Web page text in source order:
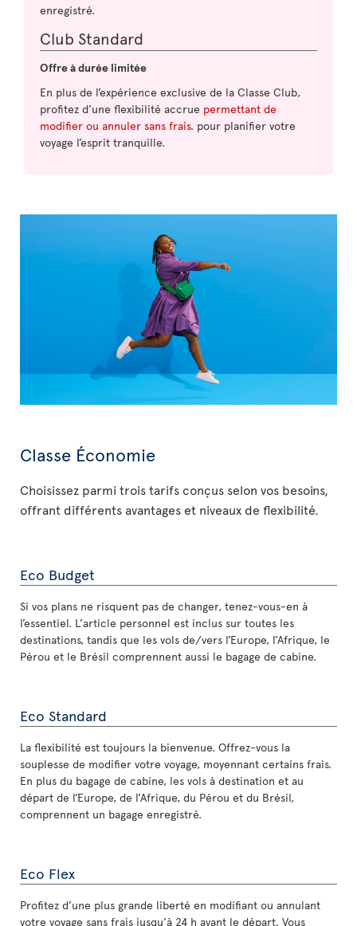
enregistré.
Club Standard
Offre à durée limitée
En plus de l’expérience exclusive de la Classe Club,
profitez d’une flexibilité accrue permettant de
modifier ou annuler sans frais. pour planifier votre
voyage l’esprit tranquille.
Classe Économie
Choisissez parmi trois tarifs conçus selon vos besoins,
offrant différents avantages et niveaux de flexibilité.
Eco Budget
Si vos plans ne risquent pas de changer, tenez-vous-en à
l’essentiel. L’article personnel est inclus sur toutes les
destinations, tandis que les vols de/vers l’Europe, l’Afrique, le
Pérou et le Brésil comprennent aussi le bagage de cabine.
Eco Standard
La flexibilité est toujours la bienvenue. Offrez-vous la
souplesse de modifier votre voyage, moyennant certains frais.
En plus du bagage de cabine, les vols à destination et au
départ de l’Europe, de l’Afrique, du Pérou et du Brésil,
comprennent un bagage enregistré.
Eco Flex
Profitez d’une plus grande liberté en modifiant ou annulant
votre voyage sans frais jusqu’à 24 h avant le départ. Vous